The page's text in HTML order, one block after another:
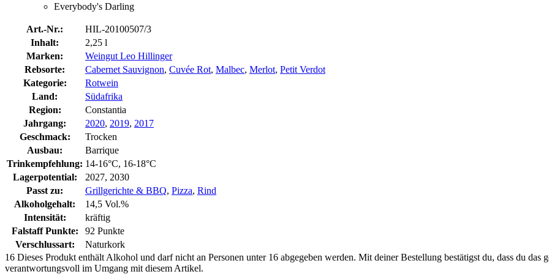
Everybody's Darling
Art.-Nr.:
HIL-20100507/3
Inhalt:
2,25 l
Marken:
Weingut Leo Hillinger
Rebsorte:
Cabernet Sauvignon, Cuvée Rot, Malbec, Merlot, Petit Verdot
Kategorie:
Rotwein
Land:
Südafrika
Region:
Constantia
Jahrgang:
2020, 2019, 2017
Geschmack:
Trocken
Ausbau:
Barrique
Trinkempfehlung: 14-16°C, 16-18°C
Lagerpotential:
2027, 2030
Passt zu:
Grillgerichte & BBQ, Pizza, Rind
Alkoholgehalt:
14,5 Vol.%
Intensität:
kräftig
Falstaff Punkte:
92 Punkte
Verschlussart:
Naturkork
16 Dieses Produkt enthält Alkohol und darf nicht an Personen unter 16 abgegeben werden. Mit deiner Bestellung bestätigst du, dass du das
verantwortungsvoll im Umgang mit diesem Artikel.